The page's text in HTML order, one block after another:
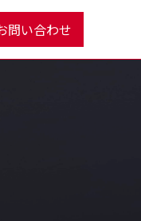
問い合わせ